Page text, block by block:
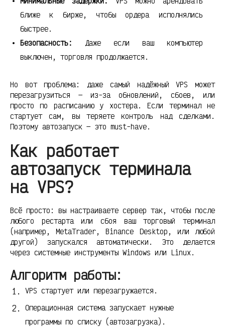
ближе к бирже, чтобы ордера исполнялись
быстрее.
Безопасность:
Даже если ваш компьютер
выключен, торговля продолжается.
Но вот проблема: даже самый надёжный VPS может
перезагрузиться — из-за обновлений, сбоев, или
просто по расписанию у хостера. Если терминал не
стартует сам, вы теряете контроль над сделками.
Поэтому автозапуск — это must-have.
Как работает
автозапуск терминала
на VPS?
Всё просто: вы настраиваете сервер так, чтобы после
любого рестарта или сбоя ваш торговый терминал
(например, MetaTrader, Binance Desktop, или любой
другой) запускался автоматически. Это делается
через системные инструменты Windows или Linux.
Алгоритм работы:
VPS стартует или перезагружается.
Операционная система запускает нужные
программы по списку (автозагрузка).